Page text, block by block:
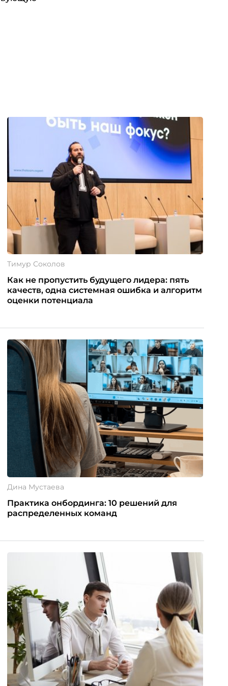
Тимур Соколов
Как не пропустить будущего лидера: пять
качеств, одна системная ошибка и алгоритм
оценки потенциала
Дина Мустаева
Практика онбординга: 10 решений для
распределенных команд